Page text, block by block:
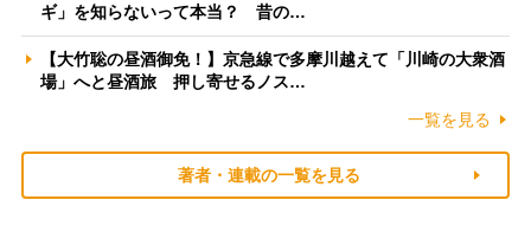
ギ」を知らないって本当？ 昔の…
【大竹聡の昼酒御免！】京急線で多摩川越えて「川崎の大衆酒
場」へと昼酒旅 押し寄せるノス…
一覧を見る
著者・連載の一覧を見る